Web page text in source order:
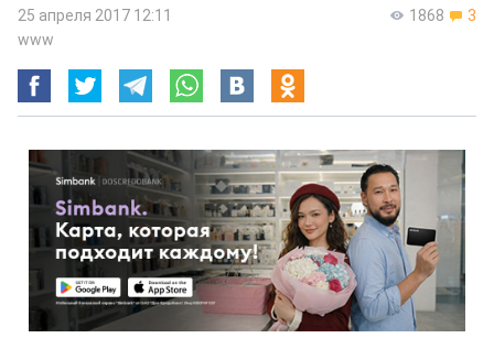
1868 3
25 апреля 2017 12:11
www